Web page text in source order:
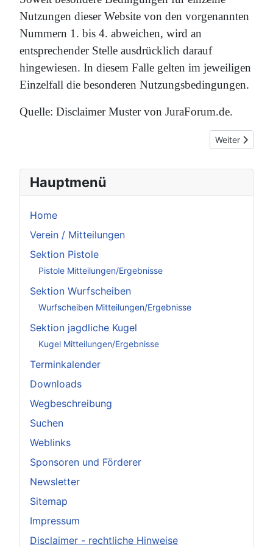
Hauptmenü
Home
Verein / Mitteilungen
Sektion Pistole
Pistole Mitteilungen/Ergebnisse
Sektion Wurfscheiben
Wurfscheiben Mitteilungen/Ergebnisse
Sektion jagdliche Kugel
Kugel Mitteilungen/Ergebnisse
Terminkalender
Downloads
Wegbeschreibung
Suchen
Weblinks
Sponsoren und Förderer
Newsletter
Sitemap
Impressum
Disclaimer - rechtliche Hinweise
Nutzungen dieser Website von den vorgenannten
Nummern 1. bis 4. abweichen, wird an
entsprechender Stelle ausdrücklich darauf
hingewiesen. In diesem Falle gelten im jeweiligen
Einzelfall die besonderen Nutzungsbedingungen.
Quelle: Disclaimer Muster von JuraForum.de.
Nächster
Weiter